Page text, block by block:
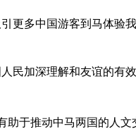
更多中国游客到马体验
民加深理解和友谊的
于推动中马两国的人